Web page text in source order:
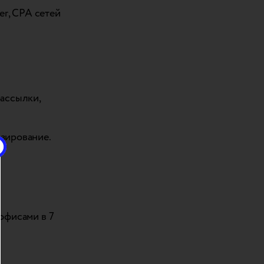
CPA сетей
в 7